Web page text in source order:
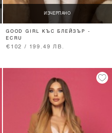
ИЗЧЕРПАНО
GOOD GIRL КЪС БЛЕЙЗЪР -
ECRU
€102 / 199.49 ЛВ.